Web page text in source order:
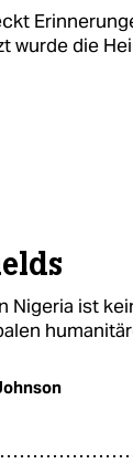
wurde die
Nigeria ist